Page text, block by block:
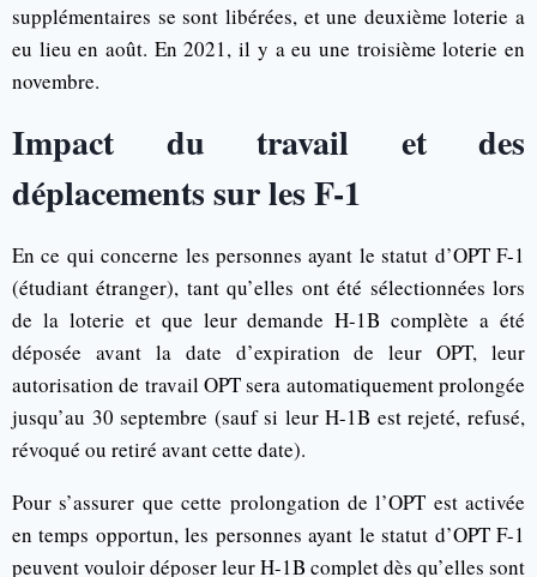
supplémentaires se sont libérées, et une deuxième loterie a
eu lieu en août. En 2021, il y a eu une troisième loterie en
novembre.
Impact du travail et des
déplacements sur les F-1
En ce qui concerne les personnes ayant le statut d’OPT F-1
(étudiant étranger), tant qu’elles ont été sélectionnées lors
de la loterie et que leur demande H-1B complète a été
déposée avant la date d’expiration de leur OPT, leur
autorisation de travail OPT sera automatiquement prolongée
jusqu’au 30 septembre (sauf si leur H-1B est rejeté, refusé,
révoqué ou retiré avant cette date).
Pour s’assurer que cette prolongation de l’OPT est activée
en temps opportun, les personnes ayant le statut d’OPT F-1
peuvent vouloir déposer leur H-1B complet dès qu’elles sont